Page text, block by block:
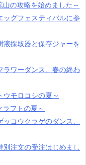
の攻略を始めました～
グフェスティバルに参
採取器と保存ジャーを
ワーダンス、春の終わ
モロコシの夏～
フトの夏～
コウクラゲのダンス、
注文の受注はじめまし